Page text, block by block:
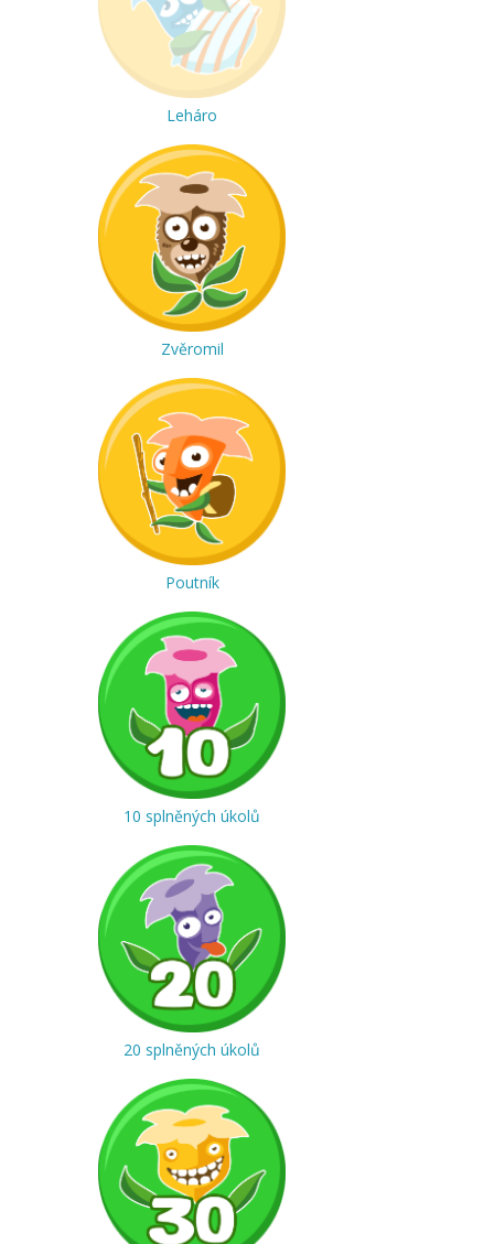
Leháro
Zvěromil
Poutník
10 splněných úkolů
20 splněných úkolů